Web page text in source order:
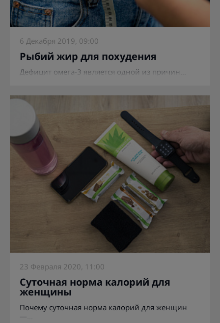
6 Декабря 2019, 09:00
Рыбий жир для похудения
Дефицит омега-3 является одной из причин...
23 Февраля 2020, 11:00
Суточная норма калорий для
женщины
Почему суточная норма калорий для женщин